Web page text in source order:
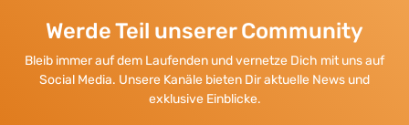
Werde Teil unserer Community
Bleib immer auf dem Laufenden und vernetze Dich mit uns auf
Social Media. Unsere Kanäle bieten Dir aktuelle News und
exklusive Einblicke.